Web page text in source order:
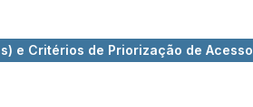
e Critérios de Priorização de Acesso